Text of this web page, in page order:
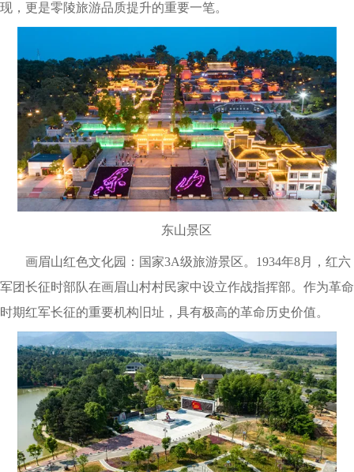
现，更是零陵旅游品质提升的重要一笔。
东山景区
画眉山红色文化园：国家3A级旅游景区。1934年8月，红六
军团长征时部队在画眉山村村民家中设立作战指挥部。作为革命
时期红军长征的重要机构旧址，具有极高的革命历史价值。